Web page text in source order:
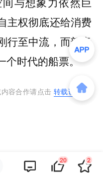
主权彻底还给消费
行至中流，而韶音
个时代的船票。
容合作请点击 转载说明，
20 2